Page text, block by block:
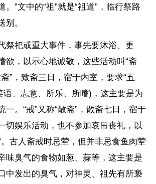
。”文中的“祖”就是“祖道”，临行祭路
别。
祭祀或重大事件，事先要沐浴、更
欲，以示心地诚敬，这些活动叫“斋
斋”，致斋三日，宿于内室，要求“五
语、志意、所乐、所嗜)，这主要是为
一。“戒”又称“散斋”，散斋七日，宿于
切娱乐活动，也不参加哀吊丧礼，以
。古人斋戒时忌荤，但并非忌食鱼肉荤
味臭气的食物如葱、蒜等，这主要是
中发出的臭气，对神灵、祖先有所亵